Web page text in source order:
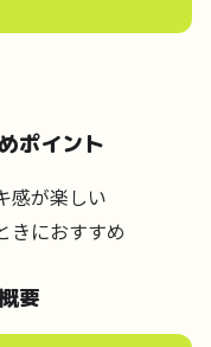
ポイント
感が楽しい
きにおすすめ
要